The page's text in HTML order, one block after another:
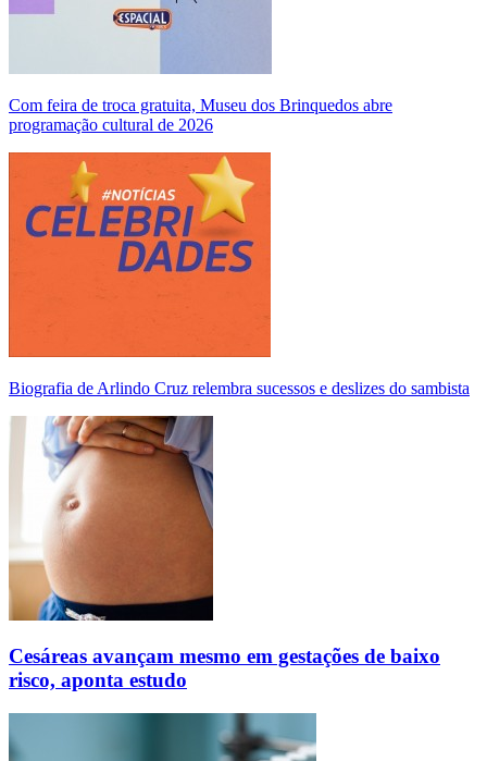
Com feira de troca gratuita, Museu dos Brinquedos abre
programação cultural de 2026
Biografia de Arlindo Cruz relembra sucessos e deslizes do sambista
Cesáreas avançam mesmo em gestações de baixo
risco, aponta estudo